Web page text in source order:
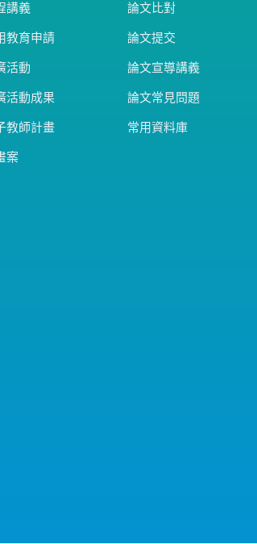
講義
教育申請
活動
活動成果
教師計畫
案
論文比對
論文提交
論文宣導講義
論文常見問題
常用資料庫